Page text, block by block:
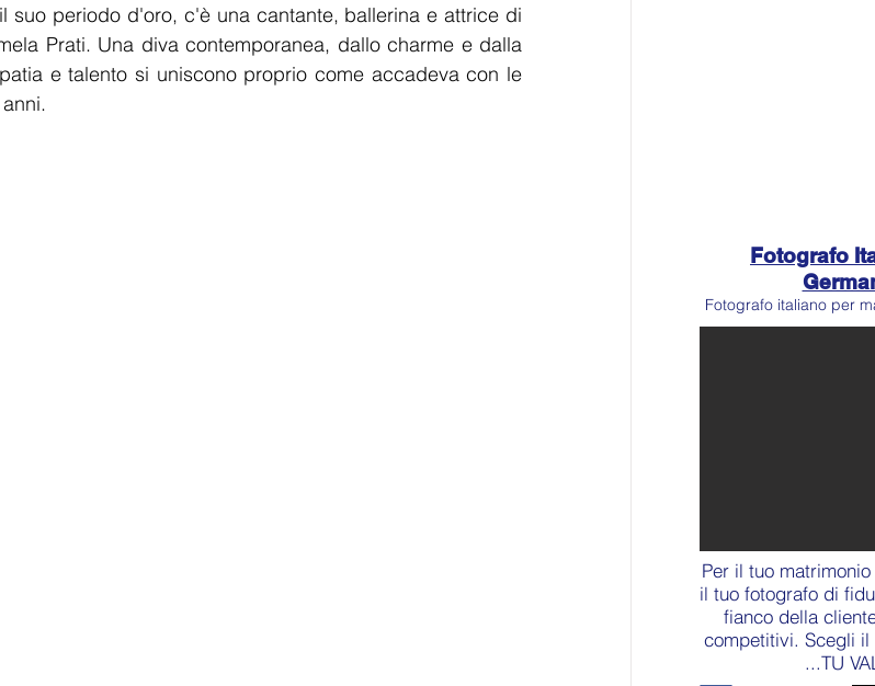
suo periodo d'oro, c'è una cantante, ballerina e attrice di
Prati. Una diva contemporanea, dallo charme e dalla
e talento si uniscono proprio come accadeva con le
Fotografo
Fotografo italiano per
Per il tuo
il tuo fotografo di
fianco della
competitivi. Scegli
...TU